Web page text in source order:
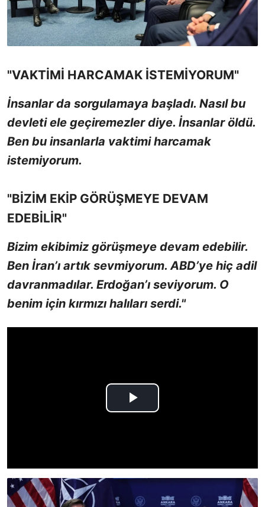
"VAKTİMİ HARCAMAK İSTEMİYORUM"
İnsanlar da sorgulamaya başladı. Nasıl bu
devleti ele geçiremezler diye. İnsanlar öldü.
Ben bu insanlarla vaktimi harcamak
istemiyorum.
"BİZİM EKİP GÖRÜŞMEYE DEVAM
EDEBİLİR"
Bizim ekibimiz görüşmeye devam edebilir.
Ben İran’ı artık sevmiyorum. ABD’ye hiç adil
davranmadılar. Erdoğan’ı seviyorum. O
benim için kırmızı halıları serdi."